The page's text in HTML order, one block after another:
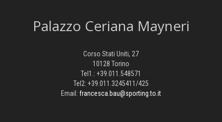
Palazzo Ceriana Mayneri
Corso Stati Uniti, 27
10128 Torino
Tel1.: +39.011.548571
Tel2: +39.011.3245411/425
Email: francesca.bau@sporting.to.it